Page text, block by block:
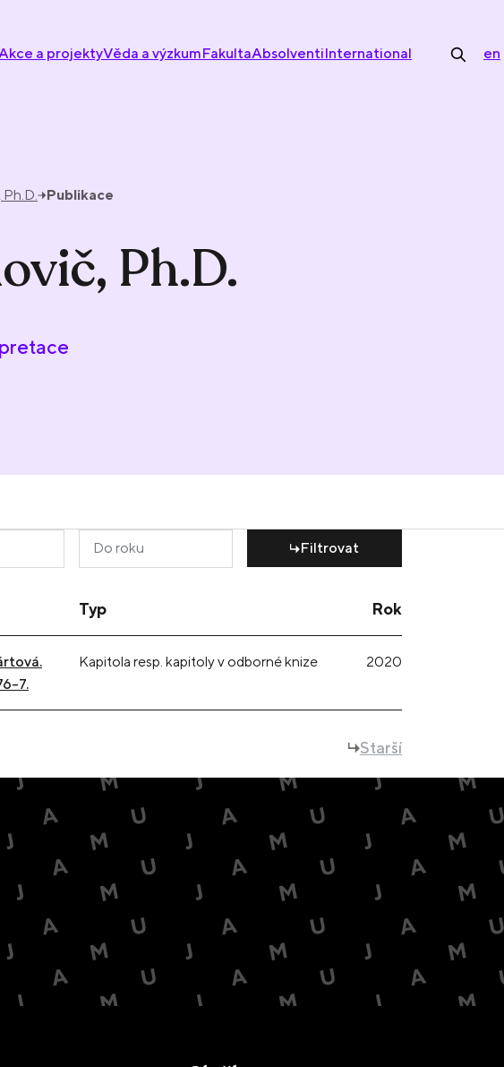
a projektyVěda a výzkumFakultaAbsolventiInternational en
Publikace
Ph.D.
Filtrovat
Typ Rok
7.
Kapitola resp. kapitoly v odborné knize 2020
Starší